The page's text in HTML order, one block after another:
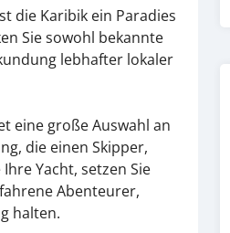
die Karibik ein Paradies
Sie sowohl bekannte
lebhafter lokaler
eine große Auswahl an
die einen Skipper,
Yacht, setzen Sie
Abenteurer,
halten.